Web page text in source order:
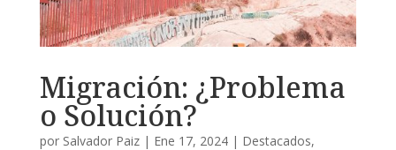
Migración: ¿Problema
o Solución?
por Salvador Paiz| Ene 17, 2024| Destacados,